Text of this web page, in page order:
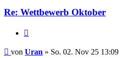
Re: Wettbewerb Oktober
Beitrag
von Uran » So. 02. Nov 25 13:09